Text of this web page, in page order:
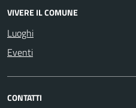
VIVERE IL COMUNE
Luoghi
Eventi
CONTATTI